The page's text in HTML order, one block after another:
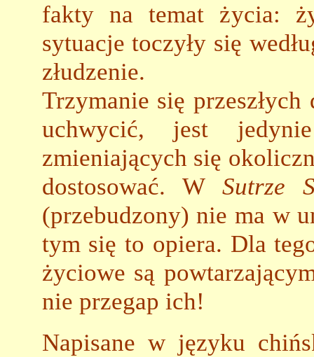
fakty na temat życia:
sytuacje toczyły się
złudzenie.
Trzymanie się
uchwycić, jest
zmieniających się
dostosować. W Sutrze
(przebudzony) nie ma w
tym się to opiera. Dla
życiowe są
nie przegap ich!
Napisane w języku